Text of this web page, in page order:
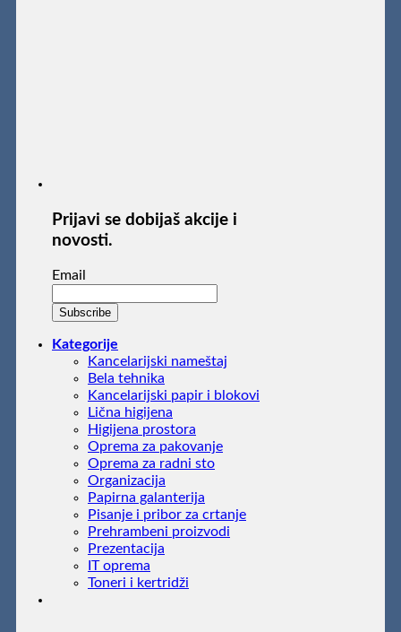
Prijavi se dobijaš akcije i
novosti.
Email
Kategorije
Kancelarijski nameštaj
Bela tehnika
Kancelarijski papir i blokovi
Lična higijena
Higijena prostora
Oprema za pakovanje
Oprema za radni sto
Organizacija
Papirna galanterija
Pisanje i pribor za crtanje
Prehrambeni proizvodi
Prezentacija
IT oprema
Toneri i kertridži